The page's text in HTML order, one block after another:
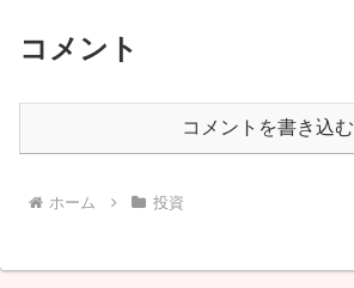
コメント
コメントを書き込む
ホーム 投資